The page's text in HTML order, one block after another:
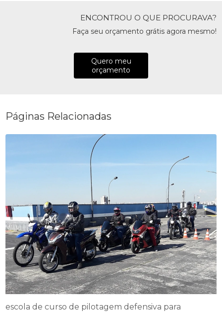
ENCONTROU O QUE PROCURAVA?
Faça seu orçamento grátis agora mesmo!
Quero meu
orçamento
Páginas Relacionadas
escola de curso de pilotagem defensiva para